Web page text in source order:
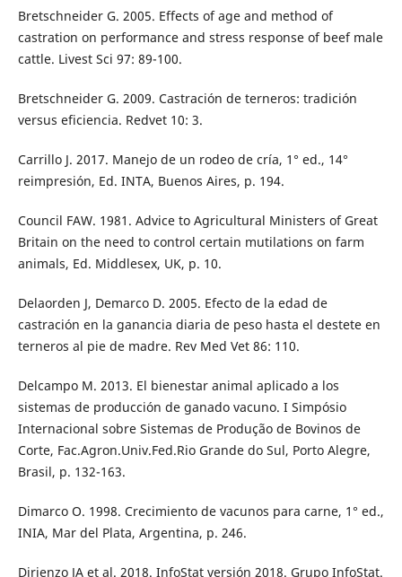
Bretschneider G. 2005. Effects of age and method of
castration on performance and stress response of beef male
cattle. Livest Sci 97: 89-100.
Bretschneider G. 2009. Castración de terneros: tradición
versus eficiencia. Redvet 10: 3.
Carrillo J. 2017. Manejo de un rodeo de cría, 1° ed., 14°
reimpresión, Ed. INTA, Buenos Aires, p. 194.
Council FAW. 1981. Advice to Agricultural Ministers of Great
Britain on the need to control certain mutilations on farm
animals, Ed. Middlesex, UK, p. 10.
Delaorden J, Demarco D. 2005. Efecto de la edad de
castración en la ganancia diaria de peso hasta el destete en
terneros al pie de madre. Rev Med Vet 86: 110.
Delcampo M. 2013. El bienestar animal aplicado a los
sistemas de producción de ganado vacuno. I Simpósio
Internacional sobre Sistemas de Produção de Bovinos de
Corte, Fac.Agron.Univ.Fed.Rio Grande do Sul, Porto Alegre,
Brasil, p. 132-163.
Dimarco O. 1998. Crecimiento de vacunos para carne, 1° ed.,
INIA, Mar del Plata, Argentina, p. 246.
Dirienzo JA et al. 2018. InfoStat versión 2018. Grupo InfoStat.